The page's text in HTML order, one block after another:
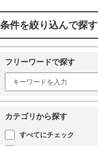
条件を絞り込んで探す
フリーワードで探す
カテゴリから探す
すべてにチェック